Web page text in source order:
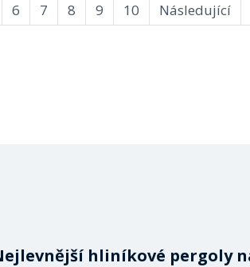
6 7 8 9 10 Následující
hliníkové pergoly